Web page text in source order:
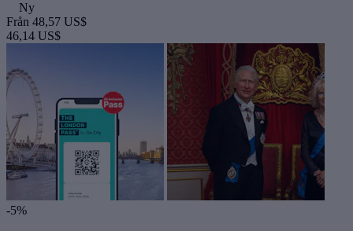
Ny
Från 48,57 US$
46,14 US$
-5%